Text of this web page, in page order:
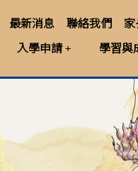
最新消息 聯絡我們 家
入學申請 學習與